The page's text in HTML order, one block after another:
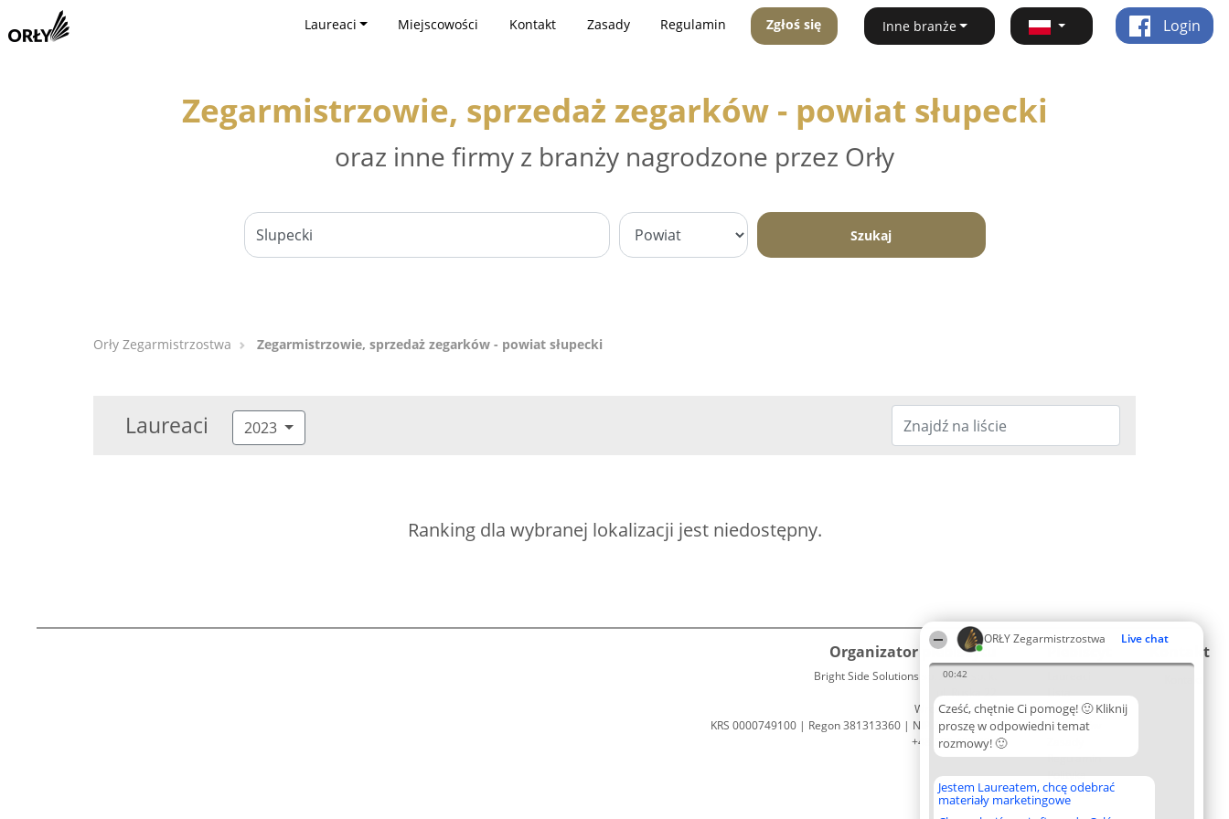
ORŁY Zegarmistrzostwa Live chat
00:42
Cześć, chętnie Ci pomogę! 🙂 Kliknij
proszę w odpowiedni temat
rozmowy! 🙂
Jestem Laureatem, chcę odebrać
materiały marketingowe
Laureaci Miejscowości Kontakt Zasady Regulamin Zgłoś się Inne branże Login
Zegarmistrzowie, sprzedaż zegarków - powiat słupecki
oraz inne firmy z branży nagrodzone przez Orły
Szukaj
Orły Zegarmistrzostwa Zegarmistrzowie, sprzedaż zegarków - powiat słupecki
Laureaci 2023
Ranking dla wybranej lokalizacji jest niedostępny.
Organizator plebiscytu
Bright Side Solutions sp. z o. o. sp. k.
ul. Ruska 22
Wrocław 50-079
KRS 0000749100 | Regon 381313360 | NIP 8943132676
+48 508 492 400
Lista
wszystkich
Laureatów
Regulamin
Polityka
Prywatności
Kontakt